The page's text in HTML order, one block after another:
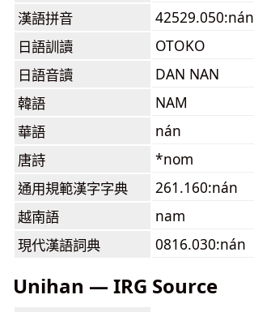
漢語拼音
42529.050:nán
日語訓讀
OTOKO
日語音讀
DAN NAN
韓語
NAM
華語
nán
唐詩
*nom
通用規範漢字字典
261.160:nán
越南語
nam
現代漢語詞典
0816.030:nán
Unihan — IRG Source